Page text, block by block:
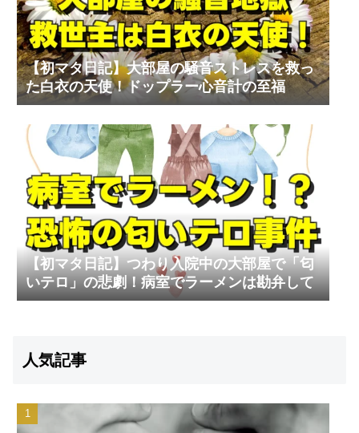
【初マタ日記】大部屋の騒音ストレスを救っ
た白衣の天使！ドップラー心音計の至福
【初マタ日記】つわり入院中の大部屋で「匂
いテロ」の悲劇！病室でラーメンは勘弁して
人気記事